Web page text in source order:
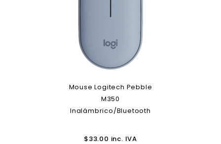
Mouse Logitech Pebble
M350
Inalámbrico/Bluetooth
$33.00 inc. IVA